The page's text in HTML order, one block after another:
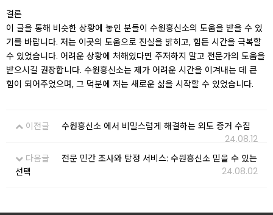
결론
이 글을 통해 비슷한 상황에 놓인 분들이 수원흥신소의 도움을 받을 수 있
기를 바랍니다. 저는 이곳의 도움으로 진실을 밝히고, 힘든 시간을 극복할
수 있었습니다. 어려운 상황에 처해있다면 주저하지 말고 전문가의 도움을
받으시길 권장합니다. 수원흥신소는 제가 어려운 시간을 이겨내는 데 큰
힘이 되어주었으며, 그 덕분에 저는 새로운 삶을 시작할 수 있었습니다.
이전글
수원흥신소 에서 비밀스럽게 해결하는 외도 증거 수집
24.08.12
다음글
전문 민간 조사와 탐정 서비스: 수원흥신소 믿을 수 있는
선택
24.08.02